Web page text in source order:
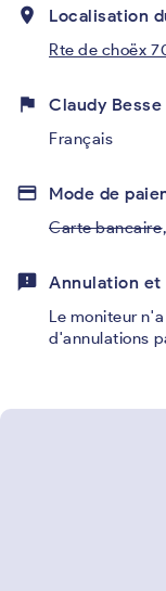
place Localisation
Rte de choëx
flag Claudy
Français
credit_card Mode de
Carte bancaire,
feedback Annulation
Le moniteur
d'annulations